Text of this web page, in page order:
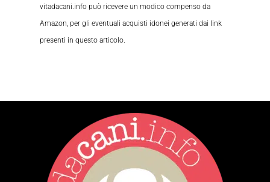
vitadacani.info può ricevere un modico compenso da
Amazon, per gli eventuali acquisti idonei generati dai link
presenti in questo articolo.